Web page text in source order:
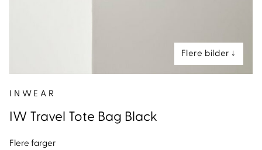
INWEAR
IW Travel Tote Bag Black
Flere farger